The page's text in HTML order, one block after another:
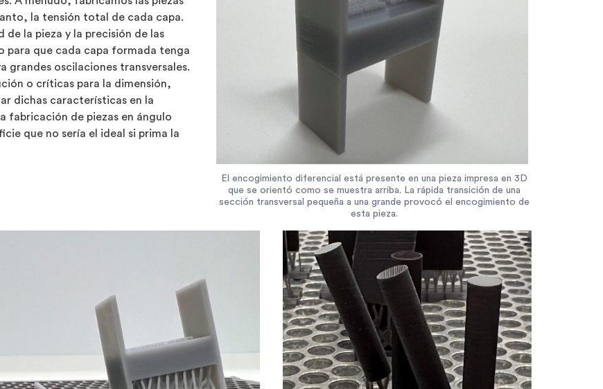
El encogimiento diferencial está presente en una pieza impresa en 3D
que se orientó como se muestra arriba. La rápida transición de una
sección transversal pequeña a una grande provocó el encogimiento de
esta pieza.
la tensión total de cada capa.
de la pieza y la precisión de las
para que cada capa formada tenga
grandes oscilaciones transversales.
o críticas para la dimensión,
dichas características en la
fabricación de piezas en ángulo
que no sería el ideal si prima la